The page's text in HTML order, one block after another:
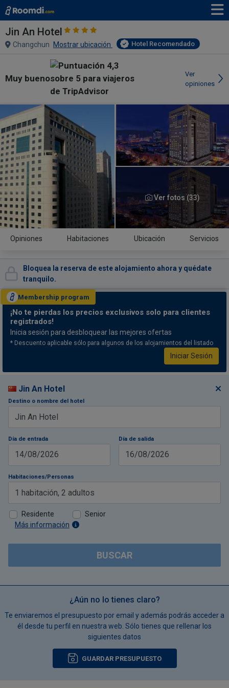
Jin An Hotel
Changchun Mostrar ubicación Hotel Recomendado
Muy bueno
Ver
opiniones
Ver fotos (33)
Opiniones Habitaciones Ubicación Servicios
Bloquea la reserva de este alojamiento ahora y quédate
tranquilo.
Membership program
¡No te pierdas los precios exclusivos solo para clientes
registrados!
Inicia sesión para desbloquear las mejores ofertas
* Descuento aplicable sólo para algunos de los alojamientos del listado
Iniciar Sesión
Jin An Hotel
Destino o nombre del hotel
Día de entrada
14/08/2026
Día de salida
16/08/2026
Habitaciones/Personas
1 habitación, 2 adultos
Residente
Senior
Más información
BUSCAR
¿Aún no lo tienes claro?
Te enviaremos el presupuesto por email y además podrás acceder a
él desde tu perfil en nuestra web. Sólo tienes que rellenar los
siguientes datos
GUARDAR PRESUPUESTO